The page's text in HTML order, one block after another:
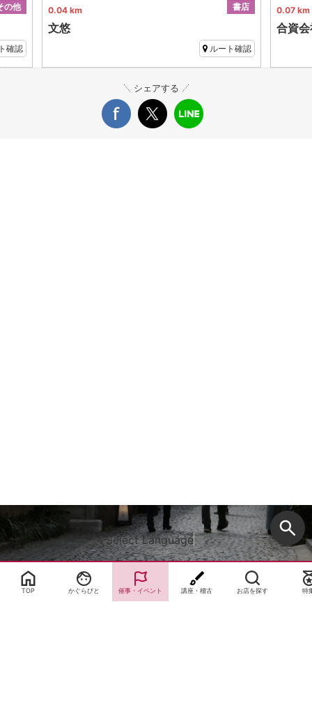
の他
確認
0.04 km 書店
文悠
ルート確認
0.07 km
合資
シェアする
Select Language▼
TOP かぐらびと 催事・イベント 講座・稽古 お店を探す 特